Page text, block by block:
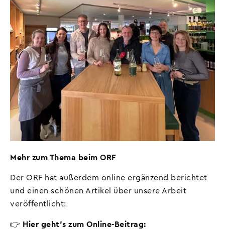
Mehr zum Thema beim ORF
Der ORF hat außerdem online ergänzend berichtet
und einen schönen Artikel über unsere Arbeit
veröffentlicht:
👉 Hier geht’s zum Online-Beitrag: